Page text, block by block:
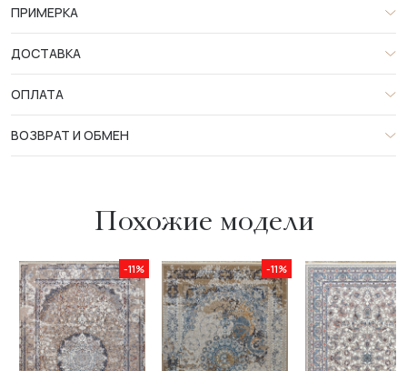
ПРИМЕРКА
ДОСТАВКА
ОПЛАТА
ВОЗВРАТ И ОБМЕН
Похожие модели
-11% -11%